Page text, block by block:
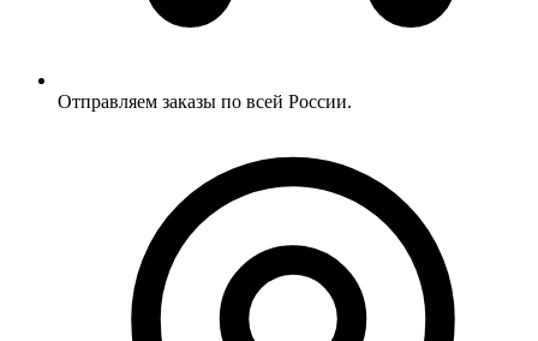
Отправляем заказы по всей России.